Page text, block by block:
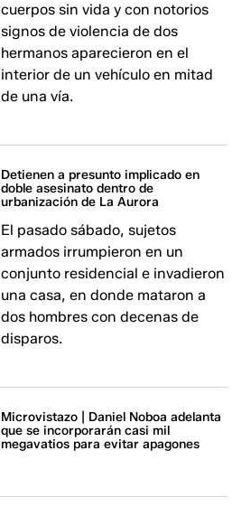
cuerpos sin vida y con notorios
signos de violencia de dos
hermanos aparecieron en el
interior de un vehículo en mitad
de una vía.
Detienen a presunto implicado en
doble asesinato dentro de
urbanización de La Aurora
El pasado sábado, sujetos
armados irrumpieron en un
conjunto residencial e invadieron
una casa, en donde mataron a
dos hombres con decenas de
disparos.
Microvistazo | Daniel Noboa adelanta
que se incorporarán casi mil
megavatios para evitar apagones